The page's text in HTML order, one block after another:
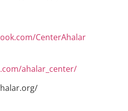
CenterAhalar
ahalar_center/